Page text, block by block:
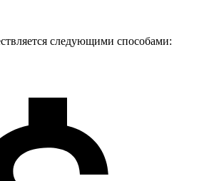
следующими способами: